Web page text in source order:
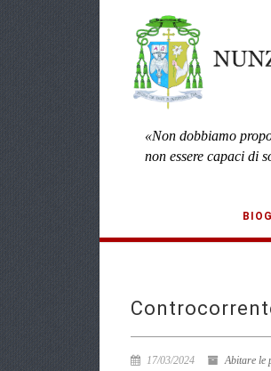
«Non dobbiamo
non essere capaci di
17/03/2024 Abitare le